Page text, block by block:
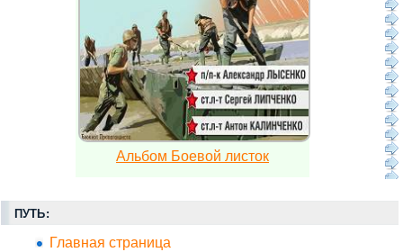
Альбом Боевой листок
ПУТЬ:
Главная страница